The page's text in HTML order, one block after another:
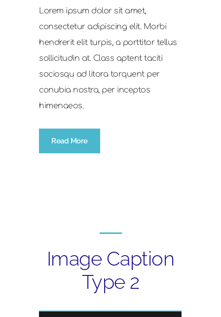
Lorem ipsum dolor sit amet,
consectetur adipiscing elit. Morbi
hendrerit elit turpis, a porttitor tellus
sollicitudin at. Class aptent taciti
sociosqu ad litora torquent per
conubia nostra, per inceptos
himenaeos.
Read More
Image Caption
Type 2